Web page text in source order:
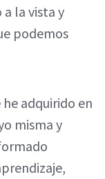
la vista y
podemos
adquirido en
misma y